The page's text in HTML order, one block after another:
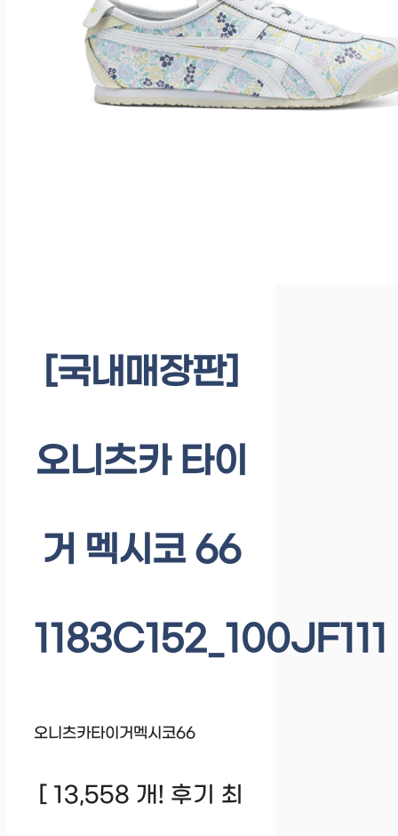
[국내매장판]
오니츠카 타이
거 멕시코 66
1183C152_100JF111
오니츠카타이거멕시코66
[ 13,558 개! 후기 최